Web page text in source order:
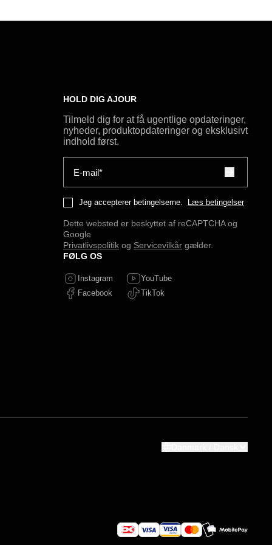
FØLG OS
Instagram
YouTube
Facebook
TikTok
HOLD DIG AJOUR
Tilmeld dig for at få ugentlige opdateringer,
nyheder, produktopdateringer og eksklusivt
indhold først.
E-mail*
Jeg accepterer betingelserne. Læs betingelser
Dette websted er beskyttet af reCAPTCHA og
Google
Privatlivspolitik og Servicevilkår gælder.